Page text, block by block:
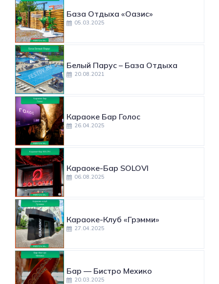
База Отдыха «Оазис»
05.03.2025
Белый Парус – База Отдыха
20.08.2021
Караоке Бар Голос
26.04.2025
Караоке-Бар SOLOVI
06.08.2025
Караоке-Клуб «Грэмми»
27.04.2025
​Бар — Бистро Мехико
20.03.2025